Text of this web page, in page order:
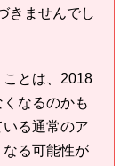
きませんでし
とは、2018
なるのかも
る通常のア
る可能性が